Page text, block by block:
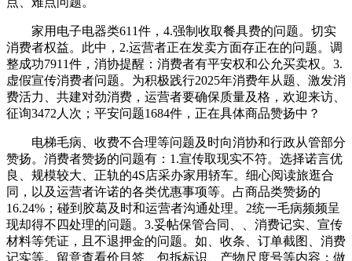
家用电子电器类611件，4.强制收取餐具费的问题。切实
消费者权益。此中，2.运营者正在发卖方面存正在的问题。调
整成功7911件，消协提醒：消费者有平安权和公允买卖权。3.
虚假宣传消费者问题。为积极践行2025年消费年从题、激发消
费活力、共建对劲消费，运营者要确保质量及格，欢迎来访、
征询3472人次；平安问题1684件，正在具体商品赞扬中？
电梯毛病、收费不合理等问题及时向消协和行政从管部分
赞扬。消费者赞扬的问题有：1.宣传取现实不符。选择诺言优
良、规模较大、正轨的4S店采办家用轿车。细心阅读旅逛合
同，以及运营者许诺的各类优惠事项等。占商品类赞扬的
16.24%；碰到胶葛及时和运营者沟通处理。2统一毛病频频呈
现却得不四处理的问题。3.妥帖保管合同、、消费记实、宣传
材料等凭证，且不退押金的问题。如、收条、订单截图、消费
记实等。留意查看价目签、包拆标识、产物尺度号等内容；做